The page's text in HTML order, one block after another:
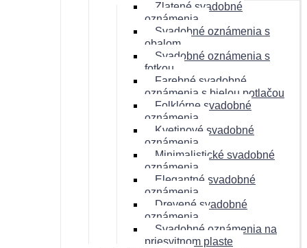
Zlatené svadobné
oznámenia
Svadobné oznámenia s
obalom
Svadobné oznámenia s
fotkou
Farebné svadobné
oznámenia s bielou potlačou
Folklórne svadobné
oznámenia
Kvetinové svadobné
oznámenia
Minimalistické svadobné
oznámenia
Elegantné svadobné
oznámenia
Drevené svadobné
oznámenia
Svadobné oznámenia na
priesvitnom plaste